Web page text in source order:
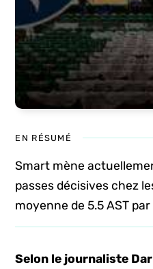
EN RÉSUMÉ
Smart mène
passes décisives chez
moyenne de 5.5 AST
Selon le journaliste